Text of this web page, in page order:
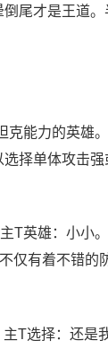
尾才是王道
能力的英雄
择单体攻击
T英雄：小小
仅有着不错
T选择：还是